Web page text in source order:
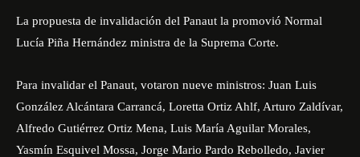
La propuesta de invalidación del Panaut la promovió Normal
Lucía Piña Hernández ministra de la Suprema Corte.
Para invalidar el Panaut, votaron nueve ministros: Juan Luis
González Alcántara Carrancá, Loretta Ortiz Ahlf, Arturo Zaldívar,
Alfredo Gutiérrez Ortiz Mena, Luis María Aguilar Morales,
Yasmín Esquivel Mossa, Jorge Mario Pardo Rebolledo, Javier